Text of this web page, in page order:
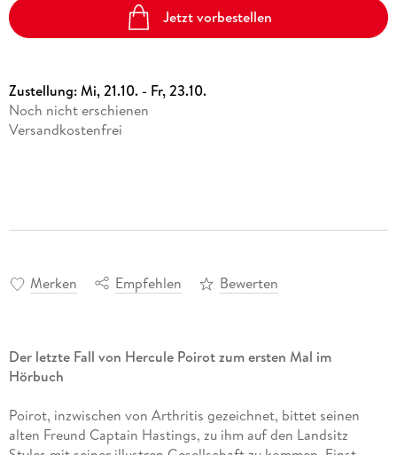
Jetzt vorbestellen
Zustellung:Mi, 21.10. - Fr, 23.10.
Noch nicht erschienen
Versandkostenfrei
Merken Empfehlen Bewerten
Der letzte Fall von Hercule Poirot zum ersten Mal im
Hörbuch
Poirot, inzwischen von Arthritis gezeichnet, bittet seinen
alten Freund Captain Hastings, zu ihm auf den Landsitz